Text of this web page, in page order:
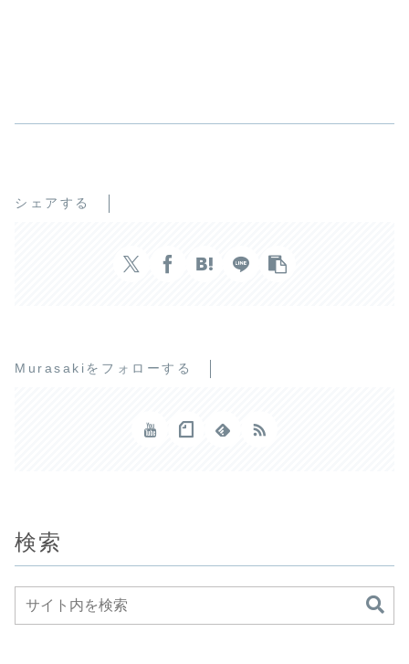
シェアする
Murasakiをフォローする
検索